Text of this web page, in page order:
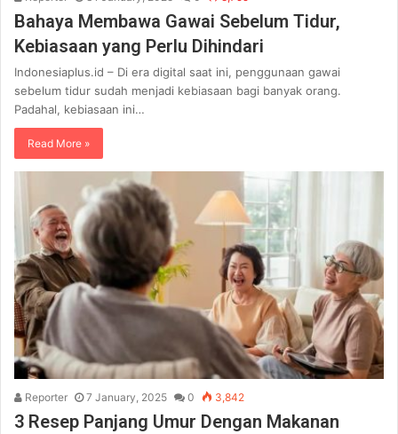
Bahaya Membawa Gawai Sebelum Tidur,
Kebiasaan yang Perlu Dihindari
Indonesiaplus.id – Di era digital saat ini, penggunaan gawai
sebelum tidur sudah menjadi kebiasaan bagi banyak orang.
Padahal, kebiasaan ini…
Read More »
Reporter 7 January, 2025 0 3,842
3 Resep Panjang Umur Dengan Makanan